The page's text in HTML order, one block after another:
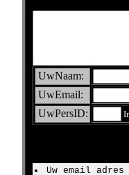
UwNaam:
UwEmail:
UwPersID:
Uw email